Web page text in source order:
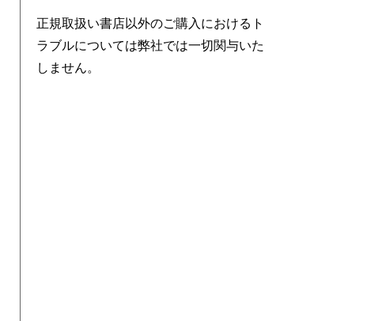
正規取扱い書店以外のご購入におけるト
ラブルについては弊社では一切関与いた
しません。